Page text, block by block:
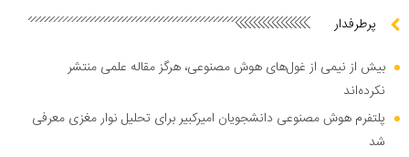
پرطرفدار
بیش از نیمی از غول‌های هوش مصنوعی، هرگز مقاله علمی منتشر
نکرده‌اند
پلتفرم هوش مصنوعی دانشجویان امیرکبیر برای تحلیل نوار مغزی معرفی
شد